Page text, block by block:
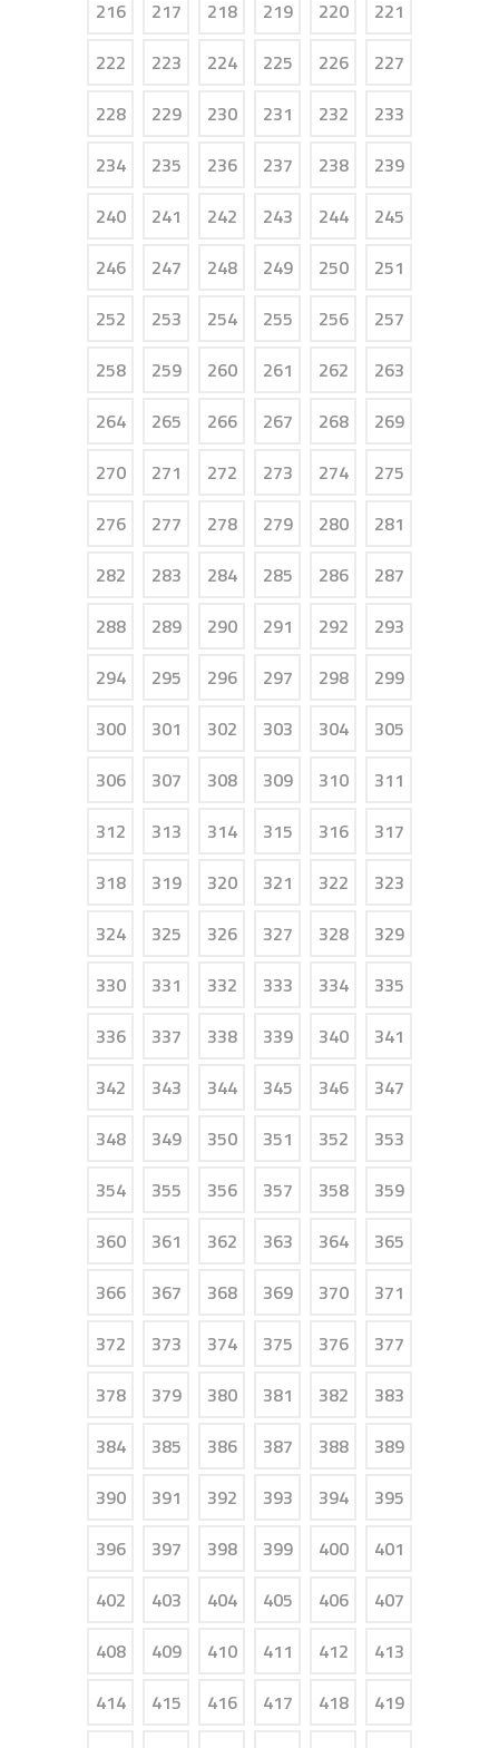
216
217 218 219 220
221
222
223 224 225 226
227
228
229 230 231 232
233
234
235 236 237 238
239
240
241 242 243 244
245
246
247 248 249 250
251
252
253 254 255 256
257
258
259 260 261 262
263
264
265 266 267 268
269
270
271 272 273 274
275
276
277 278 279 280
281
282
283 284 285 286
287
288
289 290 291 292
293
294
295 296 297 298
299
300
301 302 303 304
305
306
307 308 309 310
311
312
313 314 315 316
317
318
319 320 321 322
323
324
325 326 327 328
329
330
331 332 333 334
335
336
337 338 339 340
341
342
343 344 345 346
347
348
349 350 351 352
353
354
355 356 357 358
359
360
361 362 363 364
365
366
367 368 369 370
371
372
373 374 375 376
377
378
379 380 381 382
383
384
385 386 387 388
389
390
391 392 393 394
395
396
397 398 399 400
401
402
403 404 405 406
407
408
409 410 411 412
413
414
415 416 417 418
419